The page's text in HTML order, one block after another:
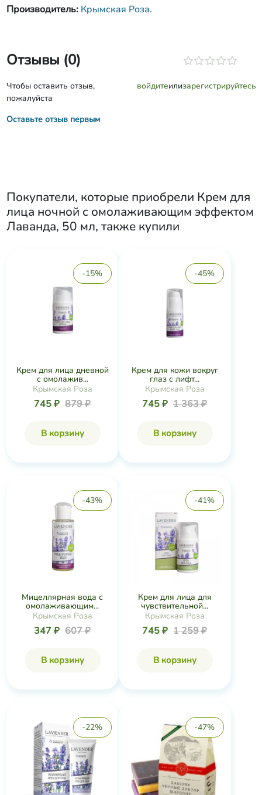
Производитель: Крымская Роза.
Отзывы (0)
Чтобы оставить отзыв,
пожалуйста
войдитеилизарегистрируйтесь
Оставьте отзыв первым
Покупатели, которые приобрели Крем для
лица ночной с омолаживающим эффектом
Лаванда, 50 мл, также купили
-15%
Крем для лица дневной
с омолажив...
Крымская Роза
745 ₽ 879 ₽
В корзину
-45%
Крем для кожи вокруг
глаз с лифт...
Крымская Роза
745 ₽ 1 363 ₽
В корзину
-43%
Мицеллярная вода с
омолаживающим...
Крымская Роза
347 ₽ 607 ₽
В корзину
-41%
Крем для лица для
чувствительной...
Крымская Роза
745 ₽ 1 259 ₽
В корзину
-22% -47%